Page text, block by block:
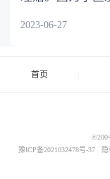
2023-06-27
首页
豫ICP备2021032478号-37